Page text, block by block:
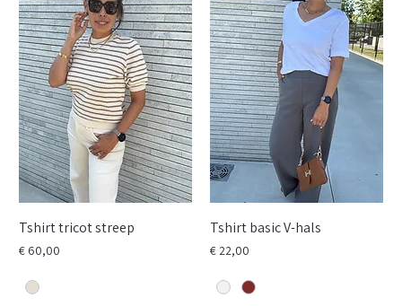
Tshirt tricot streep
Prijs
€ 60,00
Tshirt basic V-hals
Prijs
€ 22,00